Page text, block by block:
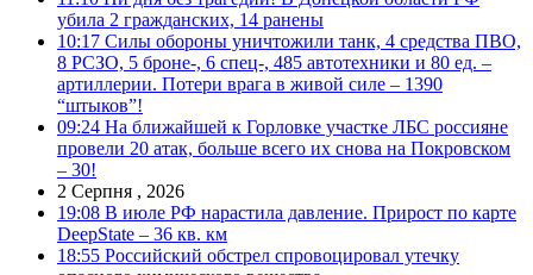
убила 2 гражданских, 14 ранены
10:17 Силы обороны уничтожили танк, 4 средства ПВО,
8 РСЗО, 5 броне-, 6 спец-, 485 автотехники и 80 ед. –
артиллерии. Потери врага в живой силе – 1390
“штыков”!
09:24 На ближайшей к Горловке участке ЛБС россияне
провели 20 атак, больше всего их снова на Покровском
– 30!
2 Серпня , 2026
19:08 В июле РФ нарастила давление. Прирост по карте
DeepState – 36 кв. км
18:55 Российский обстрел спровоцировал утечку